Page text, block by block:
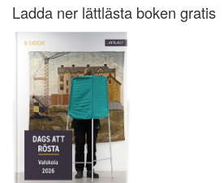
Ladda ner lättlästa boken gratis